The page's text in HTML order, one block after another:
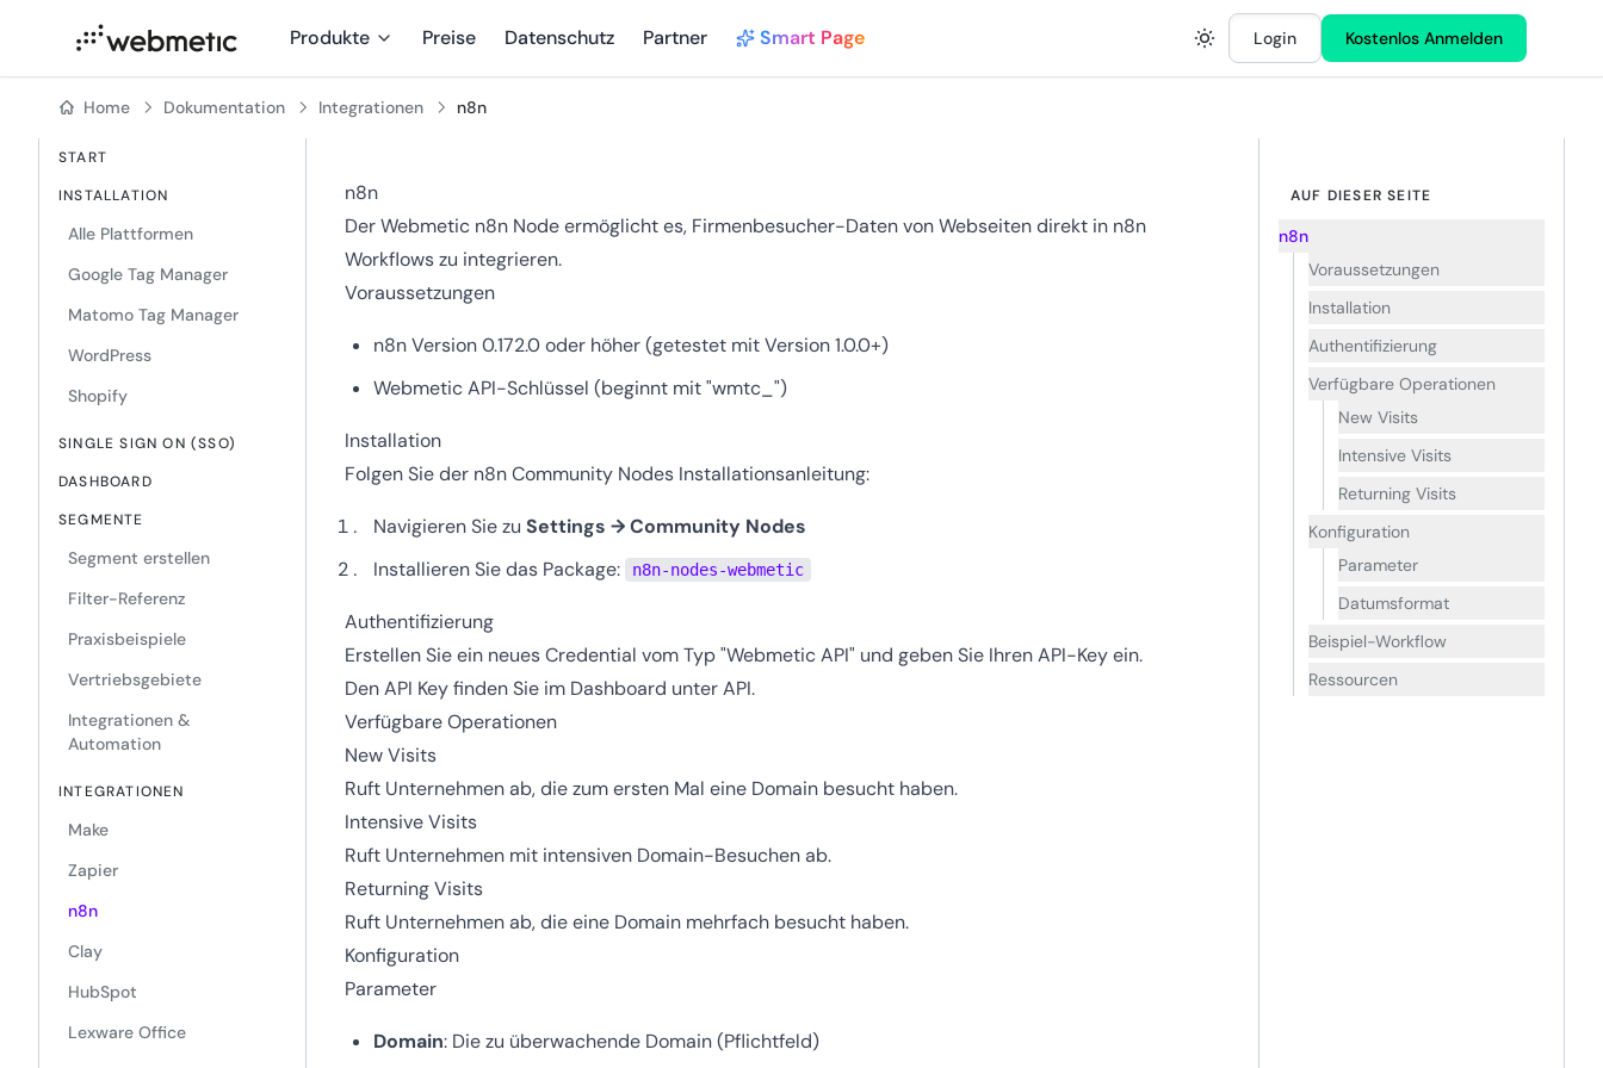
Produkte Preise Datenschutz Partner Smart Page Login Kostenlos Anmelden
Home Dokumentation Integrationen n8n
START
INSTALLATION
Alle Plattformen
Google Tag Manager
Matomo Tag Manager
WordPress
Shopify
SINGLE SIGN ON (SSO)
DASHBOARD
SEGMENTE
Segment erstellen
Filter-Referenz
Praxisbeispiele
Vertriebsgebiete
Integrationen &
Automation
INTEGRATIONEN
Make
Zapier
n8n
Clay
HubSpot
Lexware Office
n8n
Der Webmetic n8n Node ermöglicht es, Firmenbesucher-Daten von Webseiten direkt in n8n
Workflows zu integrieren.
Voraussetzungen
n8n Version 0.172.0 oder höher (getestet mit Version 1.0.0+)
Webmetic API-Schlüssel (beginnt mit "wmtc_")
Installation
Folgen Sie der n8n Community Nodes Installationsanleitung:
Navigieren Sie zu Settings → Community Nodes
Installieren Sie das Package:
n8n-nodes-webmetic
Authentifizierung
Erstellen Sie ein neues Credential vom Typ "Webmetic API" und geben Sie Ihren API-Key ein.
Den API Key finden Sie im Dashboard unterAPI.
Verfügbare Operationen
New Visits
Ruft Unternehmen ab, die zum ersten Mal eine Domain besucht haben.
Intensive Visits
Ruft Unternehmen mit intensiven Domain-Besuchen ab.
Returning Visits
Ruft Unternehmen ab, die eine Domain mehrfach besucht haben.
Konfiguration
Parameter
Domain: Die zu überwachende Domain (Pflichtfeld)
AUF DIESER SEITE
n8n
Voraussetzungen
Installation
Authentifizierung
Verfügbare Operationen
New Visits
Intensive Visits
Returning Visits
Konfiguration
Parameter
Datumsformat
Beispiel-Workflow
Ressourcen